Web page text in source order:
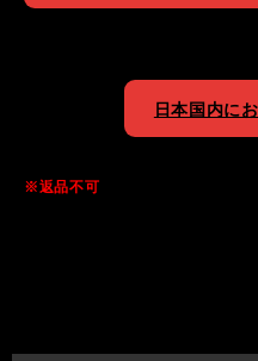
日本国内に
※返品不可